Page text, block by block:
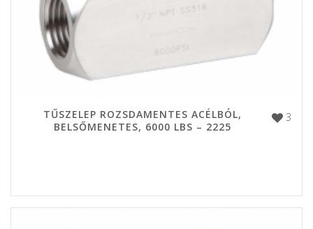
3
TŰSZELEP ROZSDAMENTES ACÉLBÓL,
BELSŐMENETES, 6000 LBS – 2225